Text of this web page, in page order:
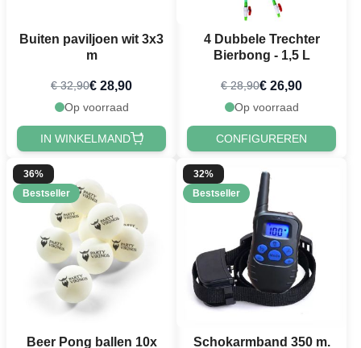
Buiten paviljoen wit 3x3
m
€ 32,90€ 28,90
Op voorraad
IN WINKELMAND
4 Dubbele Trechter
Bierbong - 1,5 L
€ 28,90€ 26,90
Op voorraad
CONFIGUREREN
36%
Bestseller
Beer Pong ballen 10x
32%
Bestseller
Schokarmband 350 m.